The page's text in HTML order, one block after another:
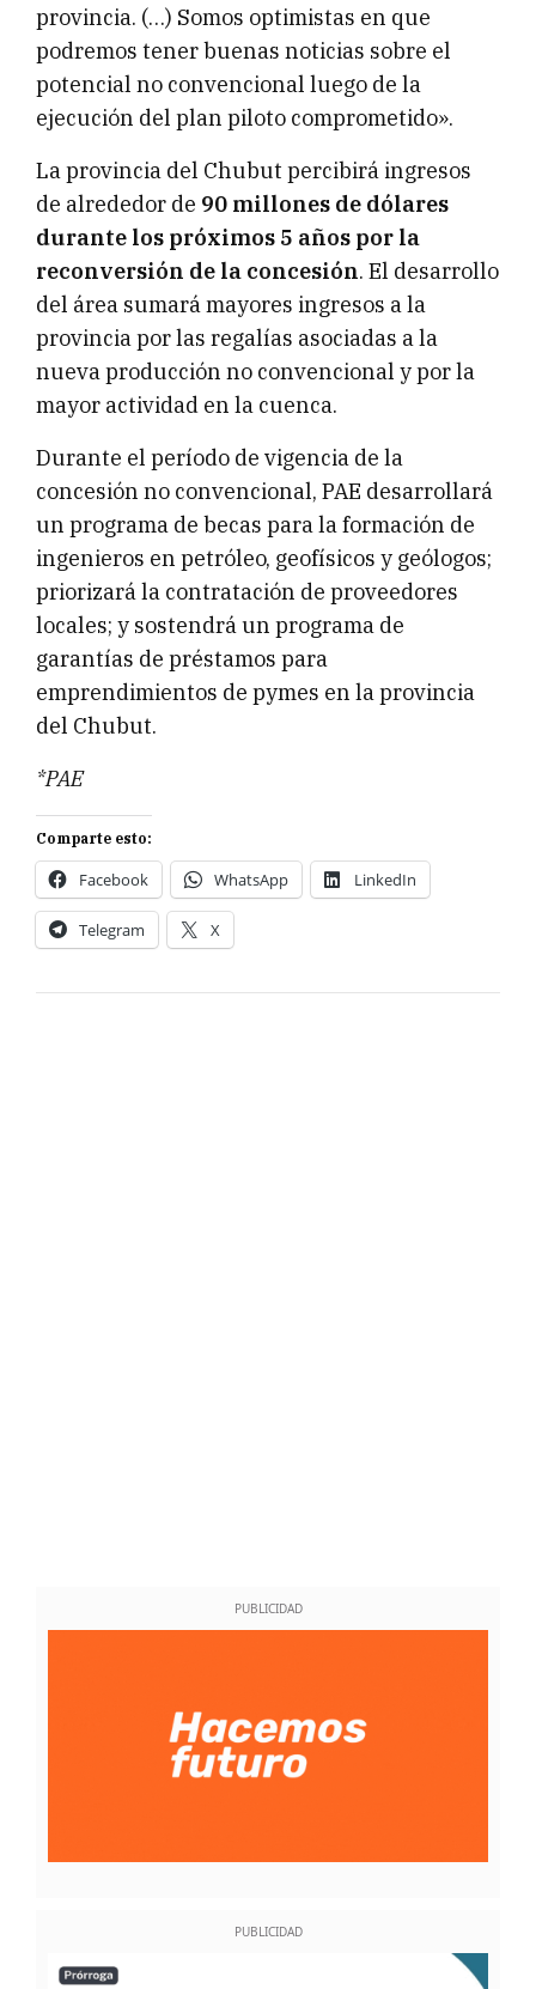
provincia. (…) Somos optimistas en que
podremos tener buenas noticias sobre el
potencial no convencional luego de la
ejecución del plan piloto comprometido».
La provincia del Chubut percibirá ingresos
de alrededor de 90 millones de dólares
durante los próximos 5 años por la
reconversión de la concesión. El desarrollo
del área sumará mayores ingresos a la
provincia por las regalías asociadas a la
nueva producción no convencional y por la
mayor actividad en la cuenca.
Durante el período de vigencia de la
concesión no convencional, PAE desarrollará
un programa de becas para la formación de
ingenieros en petróleo, geofísicos y geólogos;
priorizará la contratación de proveedores
locales; y sostendrá un programa de
garantías de préstamos para
emprendimientos de pymes en la provincia
del Chubut.
*PAE
Comparte esto:
Facebook WhatsApp LinkedIn
Telegram X